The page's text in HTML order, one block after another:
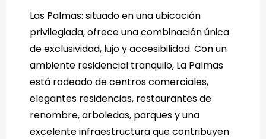
Las Palmas: situado en una ubicación
privilegiada, ofrece una combinación única
de exclusividad, lujo y accesibilidad. Con un
ambiente residencial tranquilo, La Palmas
está rodeado de centros comerciales,
elegantes residencias, restaurantes de
renombre, arboledas, parques y una
excelente infraestructura que contribuyen